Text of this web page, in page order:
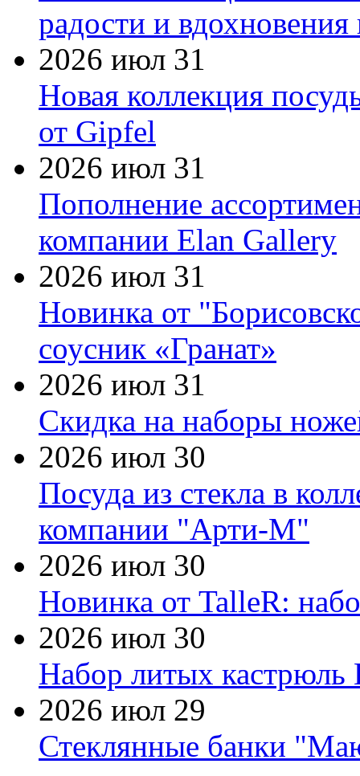
радости и
2026 июл 31
Новая коллекция
от Gipfel
2026 июл 31
Пополнение
компании Elan Gallery
2026 июл 31
Новинка от
соусник «Гранат»
2026 июл 31
Скидка на наборы
2026 июл 30
Посуда из стекла в
компании "Арти-М"
2026 июл 30
Новинка от TalleR:
2026 июл 30
Набор литых кастрюль
2026 июл 29
Стеклянные банки